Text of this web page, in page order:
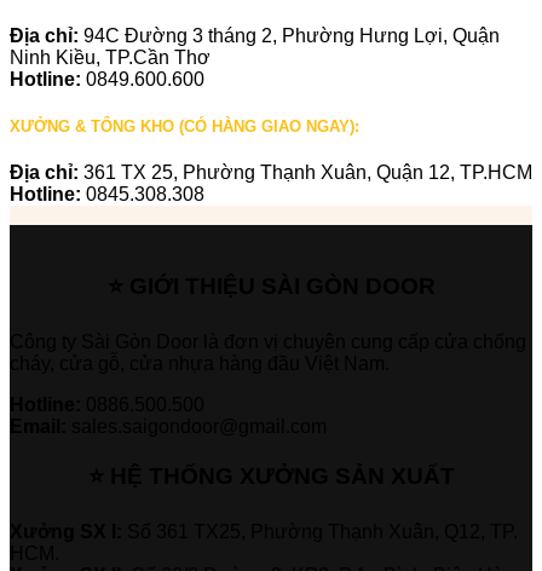
Địa chỉ: 94C Đường 3 tháng 2, Phường Hưng Lợi, Quận
Ninh Kiều, TP.Cần Thơ
Hotline: 0849.600.600
XƯỞNG & TỔNG KHO (CÓ HÀNG GIAO NGAY):
Địa chỉ: 361 TX 25, Phường Thạnh Xuân, Quận 12, TP.HCM
Hotline: 0845.308.308